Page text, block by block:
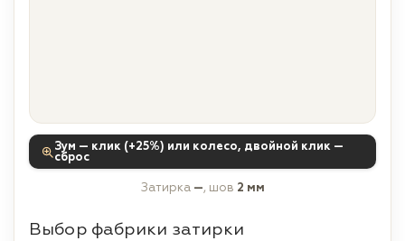
Зум — клик (+25%) или колесо, двойной клик —
сброс
Затирка —, шов 2 мм
Выбор фабрики затирки